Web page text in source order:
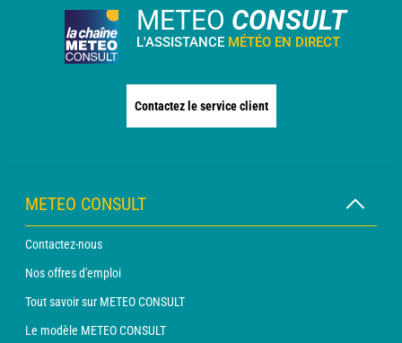
METEO CONSULT
L'ASSISTANCE MÉTÉO EN DIRECT
Contactez le service client
METEO CONSULT
Contactez-nous
Nos offres d'emploi
Tout savoir sur METEO CONSULT
Le modèle METEO CONSULT